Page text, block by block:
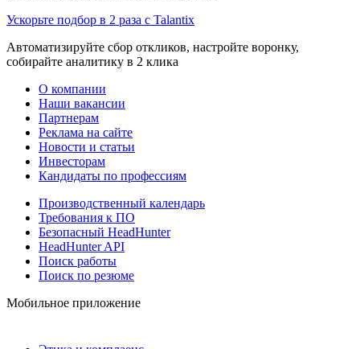
Ускорьте подбор в 2 раза с Talantix
Автоматизируйте сбор откликов, настройте воронку,
собирайте аналитику в 2 клика
О компании
Наши вакансии
Партнерам
Реклама на сайте
Новости и статьи
Инвесторам
Кандидаты по профессиям
Производственный календарь
Требования к ПО
Безопасный HeadHunter
HeadHunter API
Поиск работы
Поиск по резюме
Мобильное приложение